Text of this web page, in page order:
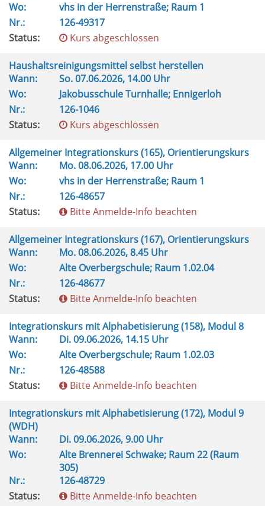
Wo:
vhs in der Herrenstraße; Raum 1
Nr.:
126-49317
Status:
Kurs abgeschlossen
Haushaltsreinigungsmittel selbst herstellen
Wann:
So.07.06.2026, 14.00 Uhr
Wo:
Jakobusschule Turnhalle; Ennigerloh
Nr.:
126-1046
Status:
Kurs abgeschlossen
Allgemeiner Integrationskurs (165), Orientierungskurs
Wann:
Mo.08.06.2026, 17.00 Uhr
Wo:
vhs in der Herrenstraße; Raum 1
Nr.:
126-48657
Status:
Bitte Anmelde-Info beachten
Allgemeiner Integrationskurs (167), Orientierungskurs
Wann:
Mo.08.06.2026, 8.45 Uhr
Wo:
Alte Overbergschule; Raum 1.02.04
Nr.:
126-48677
Status:
Bitte Anmelde-Info beachten
Integrationskurs mit Alphabetisierung (158), Modul 8
Wann:
Di.09.06.2026, 14.15 Uhr
Wo:
Alte Overbergschule; Raum 1.02.03
Nr.:
126-48588
Status:
Bitte Anmelde-Info beachten
Integrationskurs mit Alphabetisierung (172), Modul 9
(WDH)
Wann:
Di.09.06.2026, 9.00 Uhr
Wo:
Alte Brennerei Schwake; Raum 22 (Raum
305)
Nr.:
126-48729
Status:
Bitte Anmelde-Info beachten